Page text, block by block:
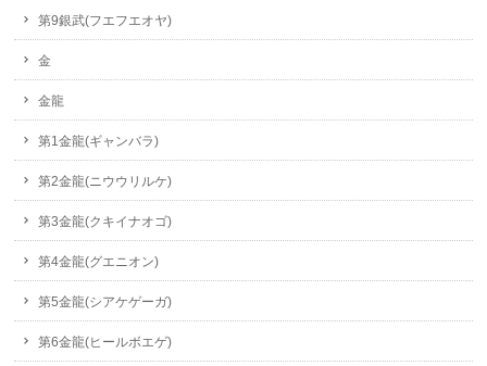
第9銀武(フエフエオヤ)
金
金龍
第1金龍(ギャンバラ)
第2金龍(ニウウリルケ)
第3金龍(クキイナオゴ)
第4金龍(グエニオン)
第5金龍(シアケゲーガ)
第6金龍(ヒールボエゲ)